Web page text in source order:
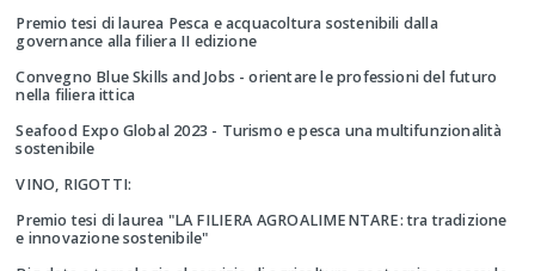
Premio tesi di laurea Pesca e acquacoltura sostenibili dalla
governance alla filiera II edizione
Convegno Blue Skills and Jobs - orientare le professioni del futuro
nella filiera ittica
Seafood Expo Global 2023 - Turismo e pesca una multifunzionalità
sostenibile
VINO, RIGOTTI:
Premio tesi di laurea "LA FILIERA AGROALIMENTARE: tra tradizione
e innovazione sostenibile"